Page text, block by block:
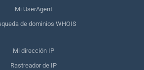
Mi UserAgent
de dominios WHOIS
Mi dirección IP
Rastreador de IP